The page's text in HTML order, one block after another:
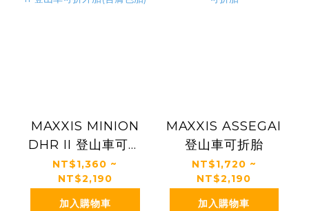
MAXXIS MINION
DHR II 登山車可折
外胎(含膚色胎)
NT$1,360 ~
NT$2,190
加入購物車
MAXXIS ASSEGAI
登山車可折胎
NT$1,720 ~
NT$2,190
加入購物車